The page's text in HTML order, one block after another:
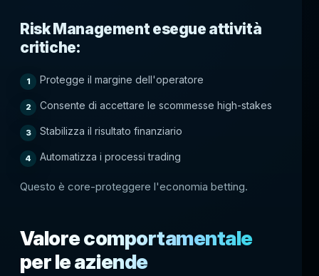
Risk Management esegue attività
critiche:
Protegge il margine dell'operatore
Consente di accettare le scommesse high-stakes
Stabilizza il risultato finanziario
Automatizza i processi trading
Questo è core-proteggere l'economia betting.
Valore comportamentale
per le aziende